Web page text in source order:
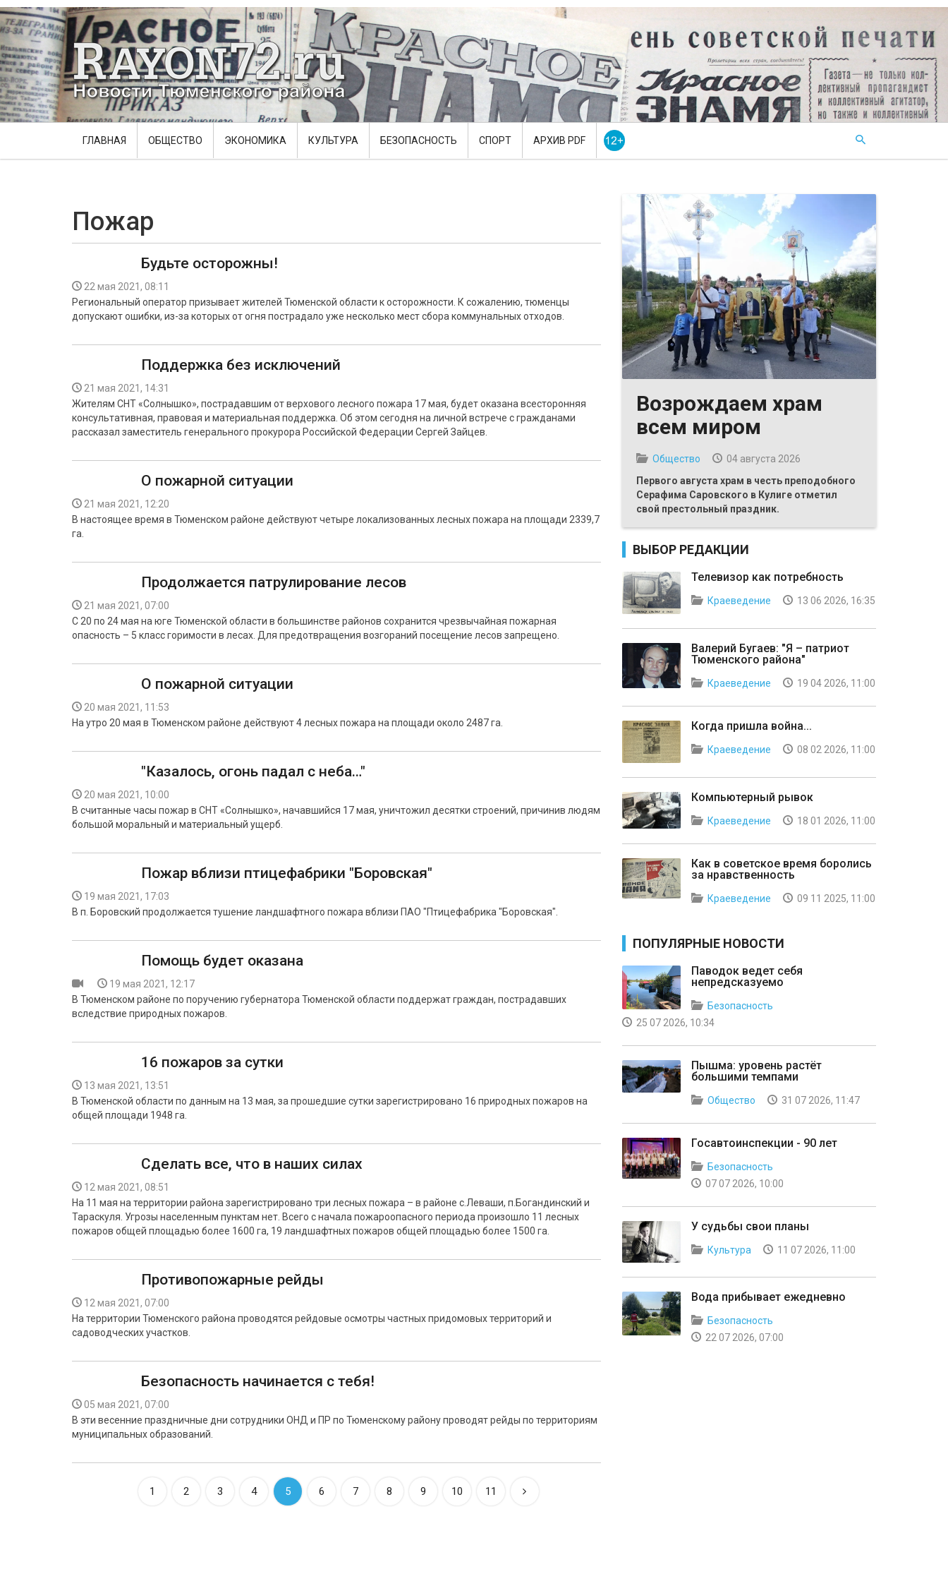
ГЛАВНАЯ ОБЩЕСТВО ЭКОНОМИКА КУЛЬТУРА БЕЗОПАСНОСТЬ СПОРТ АРХИВ PDF
Пожар
Будьте осторожны!
22 мая 2021, 08:11
Региональный оператор призывает жителей Тюменской области к осторожности. К сожалению, тюменцы
допускают ошибки, из-за которых от огня пострадало уже несколько мест сбора коммунальных отходов.
Поддержка без исключений
21 мая 2021, 14:31
Жителям СНТ «Солнышко», пострадавшим от верхового лесного пожара 17 мая, будет оказана всесторонняя
консультативная, правовая и материальная поддержка. Об этом сегодня на личной встрече с гражданами
рассказал заместитель генерального прокурора Российской Федерации Сергей Зайцев.
О пожарной ситуации
21 мая 2021, 12:20
В настоящее время в Тюменском районе действуют четыре локализованных лесных пожара на площади 2339,7
га.
Продолжается патрулирование лесов
21 мая 2021, 07:00
С 20 по 24 мая на юге Тюменской области в большинстве районов сохранится чрезвычайная пожарная
опасность – 5 класс горимости в лесах. Для предотвращения возгораний посещение лесов запрещено.
О пожарной ситуации
20 мая 2021, 11:53
На утро 20 мая в Тюменском районе действуют 4 лесных пожара на площади около 2487 га.
"Казалось, огонь падал с неба…"
20 мая 2021, 10:00
В считанные часы пожар в СНТ «Солнышко», начавшийся 17 мая, уничтожил десятки строений, причинив людям
большой моральный и материальный ущерб.
Пожар вблизи птицефабрики "Боровская"
19 мая 2021, 17:03
В п. Боровский продолжается тушение ландшафтного пожара вблизи ПАО "Птицефабрика "Боровская".
Помощь будет оказана
19 мая 2021, 12:17
В Тюменском районе по поручению губернатора Тюменской области поддержат граждан, пострадавших
вследствие природных пожаров.
16 пожаров за сутки
13 мая 2021, 13:51
В Тюменской области по данным на 13 мая, за прошедшие сутки зарегистрировано 16 природных пожаров на
общей площади 1948 га.
Сделать все, что в наших силах
12 мая 2021, 08:51
На 11 мая на территории района зарегистрировано три лесных пожара – в районе с.Леваши, п.Богандинский и
Тараскуля. Угрозы населенным пунктам нет. Всего с начала пожароопасного периода произошло 11 лесных
пожаров общей площадью более 1600 га, 19 ландшафтных пожаров общей площадью более 1500 га.
Противопожарные рейды
12 мая 2021, 07:00
На территории Тюменского района проводятся рейдовые осмотры частных придомовых территорий и
садоводческих участков.
Безопасность начинается с тебя!
05 мая 2021, 07:00
В эти весенние праздничные дни сотрудники ОНД и ПР по Тюменскому району проводят рейды по территориям
муниципальных образований.
1 2 3 4 5 6 7 8 9 10 11
Возрождаем храм
всем миром
Общество
04 августа 2026
Первого августа храм в честь преподобного
Серафима Саровского в Кулиге отметил
свой престольный праздник.
ВЫБОР РЕДАКЦИИ
Телевизор как потребность
Краеведение 13 06 2026, 16:35
Валерий Бугаев: "Я – патриот
Тюменского района"
Краеведение 19 04 2026, 11:00
Когда пришла война...
Краеведение 08 02 2026, 11:00
Компьютерный рывок
Краеведение 18 01 2026, 11:00
Как в советское время боролись
за нравственность
Краеведение 09 11 2025, 11:00
ПОПУЛЯРНЫЕ НОВОСТИ
Паводок ведет себя
непредсказуемо
Безопасность
25 07 2026, 10:34
Пышма: уровень растёт
большими темпами
Общество 31 07 2026, 11:47
Госавтоинспекции - 90 лет
Безопасность
07 07 2026, 10:00
У судьбы свои планы
Культура 11 07 2026, 11:00
Вода прибывает ежедневно
Безопасность
22 07 2026, 07:00